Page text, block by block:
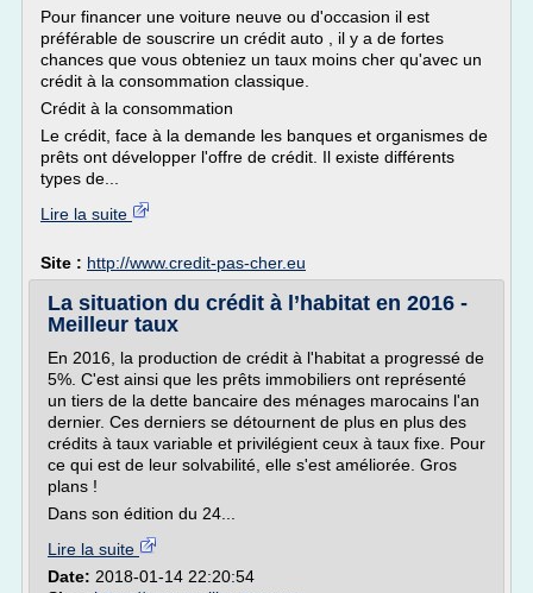
Pour financer une voiture neuve ou d'occasion il est
préférable de souscrire un crédit auto , il y a de fortes
chances que vous obteniez un taux moins cher qu'avec un
crédit à la consommation classique.
Crédit à la consommation
Le crédit, face à la demande les banques et organismes de
prêts ont développer l'offre de crédit. Il existe différents
types de...
Lire la suite
Site : http://www.credit-pas-cher.eu
La situation du crédit à l’habitat en 2016 -
Meilleur taux
En 2016, la production de crédit à l'habitat a progressé de
5%. C'est ainsi que les prêts immobiliers ont représenté
un tiers de la dette bancaire des ménages marocains l'an
dernier. Ces derniers se détournent de plus en plus des
crédits à taux variable et privilégient ceux à taux fixe. Pour
ce qui est de leur solvabilité, elle s'est améliorée. Gros
plans !
Dans son édition du 24...
Lire la suite
Date: 2018-01-14 22:20:54